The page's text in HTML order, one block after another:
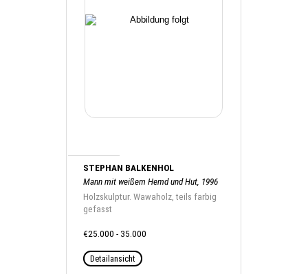
STEPHAN BALKENHOL
Mann mit weißem Hemd und Hut, 1996
Holzskulptur. Wawaholz, teils farbig
gefasst
€25.000 - 35.000
Detailansicht